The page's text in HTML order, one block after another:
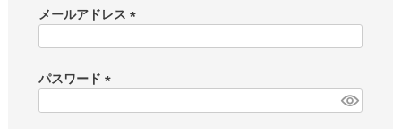
メールアドレス
)
パスワード